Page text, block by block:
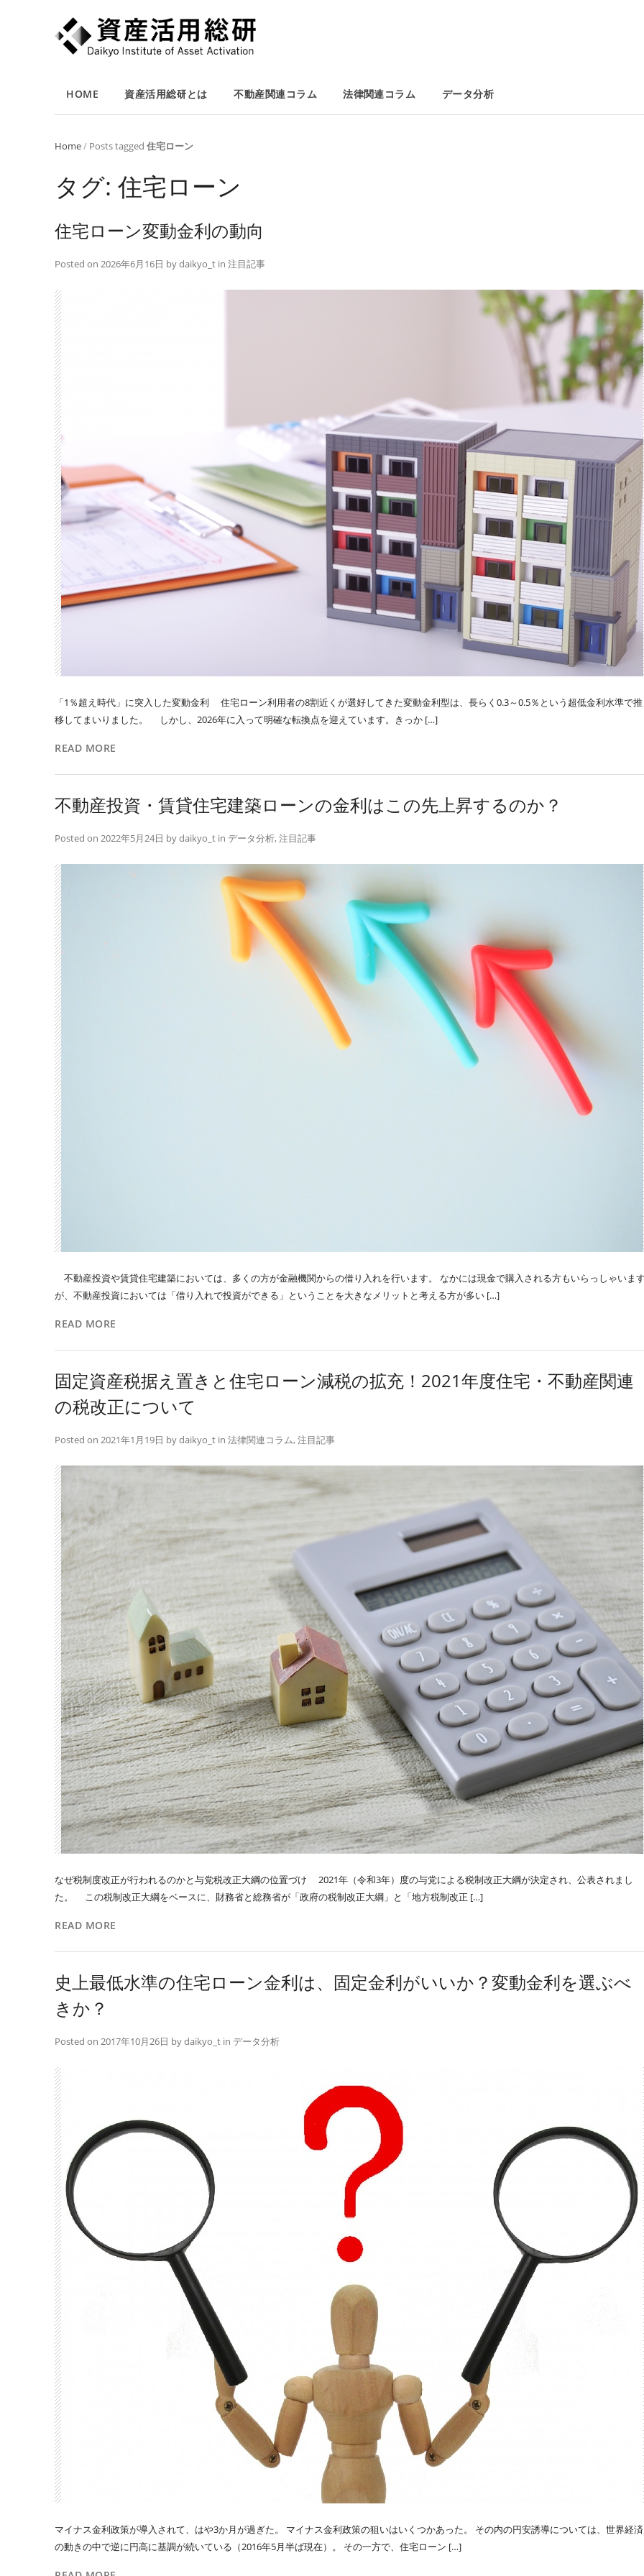
HOME 資産活用総研とは 不動産関連コラム 法律関連コラム データ分析
Home/ Posts tagged 住宅ローン
タグ: 住宅ローン
住宅ローン変動金利の動向
Posted on 2026年6月16日 bydaikyo_t in 注目記事
「1％超え時代」に突入した変動金利 住宅ローン利用者の8割近くが選好してきた変動金利型は、長らく0.3～0.5％という超低金利水準で推
移してまいりました。 しかし、2026年に入って明確な転換点を迎えています。きっか […]
READ MORE
不動産投資・賃貸住宅建築ローンの金利はこの先上昇するのか？
Posted on 2022年5月24日 bydaikyo_t in データ分析,注目記事
不動産投資や賃貸住宅建築においては、多くの方が金融機関からの借り入れを行います。 なかには現金で購入される方もいらっしゃいま
が、不動産投資においては「借り入れで投資ができる」ということを大きなメリットと考える方が多い […]
READ MORE
固定資産税据え置きと住宅ローン減税の拡充！2021年度住宅・不動産関連
の税改正について
Posted on 2021年1月19日 bydaikyo_t in 法律関連コラム,注目記事
なぜ税制度改正が行われるのかと与党税改正大綱の位置づけ 2021年（令和3年）度の与党による税制改正大綱が決定され、公表されまし
た。 この税制改正大綱をベースに、財務省と総務省が「政府の税制改正大綱」と「地方税制改正 […]
READ MORE
史上最低水準の住宅ローン金利は、固定金利がいいか？変動金利を選ぶべ
きか？
Posted on 2017年10月26日 bydaikyo_t in データ分析
マイナス金利政策が導入されて、はや3か月が過ぎた。 マイナス金利政策の狙いはいくつかあった。 その内の円安誘導については、世界経済
の動きの中で逆に円高に基調が続いている（2016年5月半ば現在）。 その一方で、住宅ローン […]